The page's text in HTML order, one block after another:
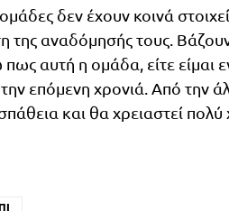
δεν έχουν κοινά
της αναδόμησής τους.
αυτή η ομάδα, είτε είμαι
την επόμενη χρονιά. Από την
και θα χρειαστεί